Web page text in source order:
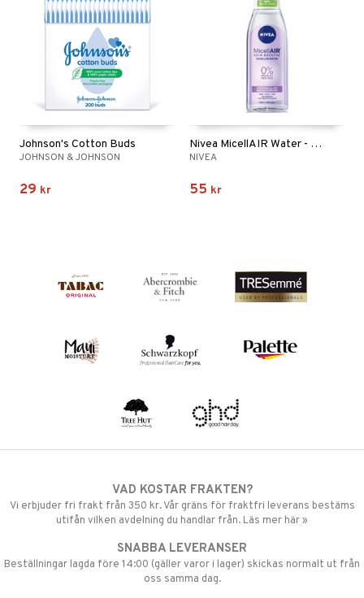
Johnson's Cotton Buds
JOHNSON & JOHNSON
29 kr
Nivea MicellAIR Water - Sensitive Skin
NIVEA
55 kr
VAD KOSTAR FRAKTEN?
Vi erbjuder fri frakt från 350 kr. Vår gräns för fraktfri leverans bestäms
utifån vilken avdelning du handlar från. Läs mer här »
SNABBA LEVERANSER
Beställningar lagda före 14:00 (gäller varor i lager) skickas normalt ut från
oss samma dag.